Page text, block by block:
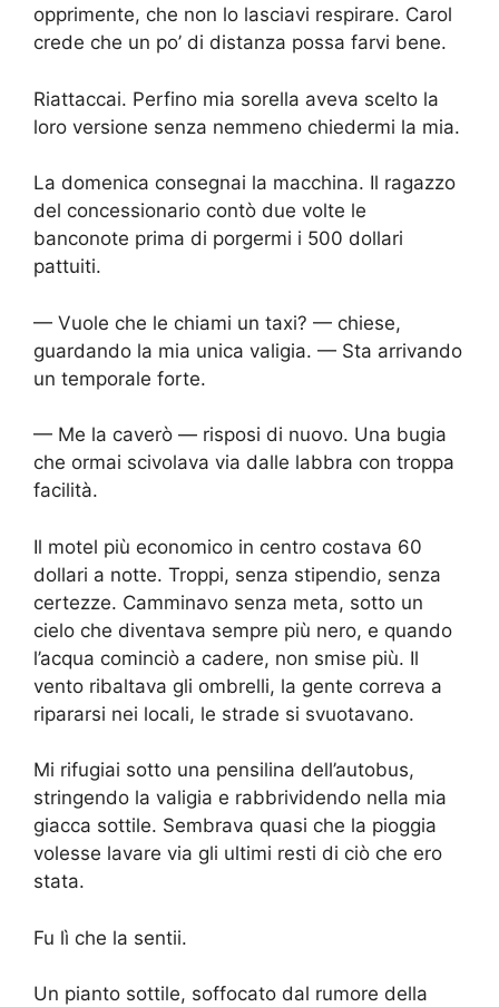
opprimente, che non lo lasciavi respirare. Carol
crede che un po’ di distanza possa farvi bene.
Riattaccai. Perfino mia sorella aveva scelto la
loro versione senza nemmeno chiedermi la mia.
La domenica consegnai la macchina. Il ragazzo
del concessionario contò due volte le
banconote prima di porgermi i 500 dollari
pattuiti.
— Vuole che le chiami un taxi? — chiese,
guardando la mia unica valigia. — Sta arrivando
un temporale forte.
— Me la caverò — risposi di nuovo. Una bugia
che ormai scivolava via dalle labbra con troppa
facilità.
Il motel più economico in centro costava 60
dollari a notte. Troppi, senza stipendio, senza
certezze. Camminavo senza meta, sotto un
cielo che diventava sempre più nero, e quando
l’acqua cominciò a cadere, non smise più. Il
vento ribaltava gli ombrelli, la gente correva a
ripararsi nei locali, le strade si svuotavano.
Mi rifugiai sotto una pensilina dell’autobus,
stringendo la valigia e rabbrividendo nella mia
giacca sottile. Sembrava quasi che la pioggia
volesse lavare via gli ultimi resti di ciò che ero
stata.
Fu lì che la sentii.
Un pianto sottile, soffocato dal rumore della